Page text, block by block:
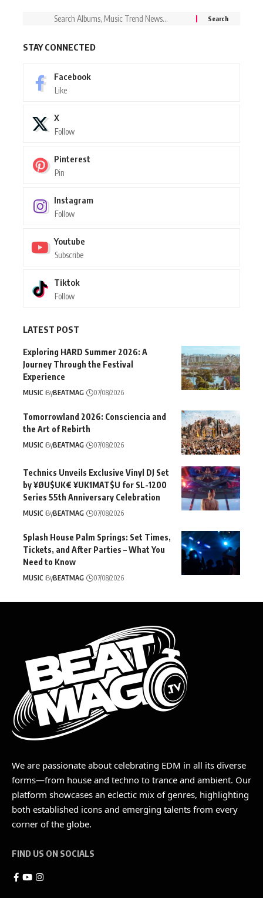
STAY CONNECTED
Facebook
Like
X
Follow
Pinterest
Pin
Instagram
Follow
Youtube
Subscribe
Tiktok
Follow
LATEST POST
Exploring HARD Summer 2026: A
Journey Through the Festival
Experience
MUSIC ByBEATMAG 07/08/2026
Tomorrowland 2026: Consciencia and
the Art of Rebirth
MUSIC ByBEATMAG 07/08/2026
Technics Unveils Exclusive Vinyl DJ Set
by ¥ØU$UK€ ¥UK1MAT$U for SL-1200
Series 55th Anniversary Celebration
MUSIC ByBEATMAG 07/08/2026
Splash House Palm Springs: Set Times,
Tickets, and After Parties – What You
Need to Know
MUSIC ByBEATMAG 07/08/2026
We are passionate about celebrating EDM in all its diverse
forms—from house and techno to trance and ambient. Our
platform showcases an eclectic mix of genres, highlighting
both established icons and emerging talents from every
corner of the globe.
FIND US ON SOCIALS